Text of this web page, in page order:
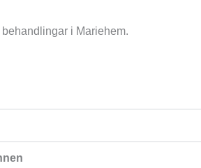
i Mariehem.